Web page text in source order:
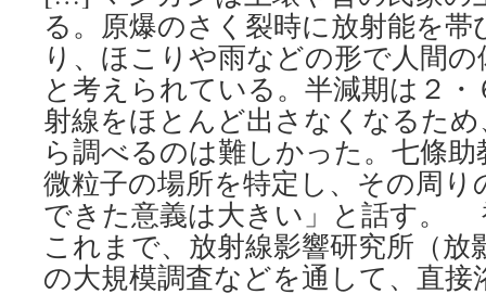
る。原爆のさく裂時に放射能を
り、ほこりや雨などの形で人間
と考えられている。半減期は２
射線をほとんど出さなくなるた
ら調べるのは難しかった。七條
微粒子の場所を特定し、その周り
できた意義は大きい」と話す。
これまで、放射線影響研究所（放
の大規模調査などを通して、直